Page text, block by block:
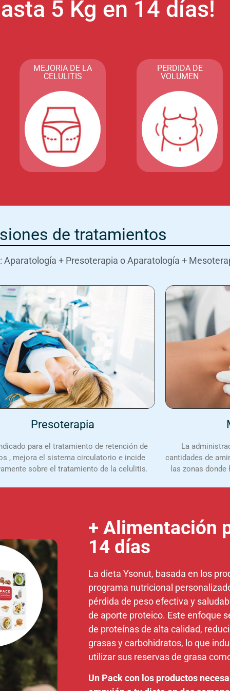
5 Kg en 14 días!
MEJORIA DE LA
CELULITIS
PERDIDA DE
VOLUMEN
de tratamientos
Aparatología + Presoterapia o Aparatología +
Presoterapia
para el tratamiento de retención de
, mejora el sistema circulatorio e incide
sobre el tratamiento de la celulitis.
La
cantidades de
las zonas
+ Alimentación
14 días
La dieta Ysonut, basada en los
programa nutricional
pérdida de peso efectiva y
de aporte proteico. Este enfoque
de proteínas de alta calidad,
grasas y carbohidratos, lo que
utilizar sus reservas de grasa
Un Pack con los productos